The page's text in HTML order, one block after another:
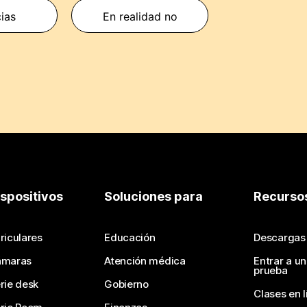
En realidad no
desk
Soluciones para
Educación
Atención médica
Gobierno
Descargas
Entrar a
prueba
Clases en